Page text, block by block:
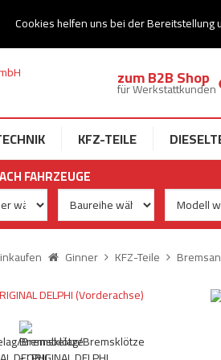
Cookies helfen uns bei der Bereitstellung
für Dieseltechnik
zum B2B Shop
für Werkstattkunden
KFZ-TEILE
FAHRZEUGE
Ginner KFZ-Teile